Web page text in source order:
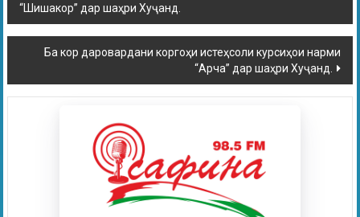
“Шишакор” дар шаҳри Хуҷанд.
Ба кор даровардани коргоҳи истеҳсоли курсиҳои нарми
“Арча” дар шаҳри Хуҷанд.